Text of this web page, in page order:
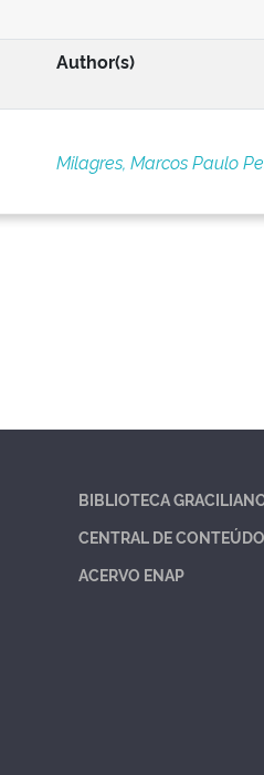
Author(s)
Milagres, Marcos Paulo
BIBLIOTECA
CENTRAL DE CONTEÚDO
ACERVO ENAP